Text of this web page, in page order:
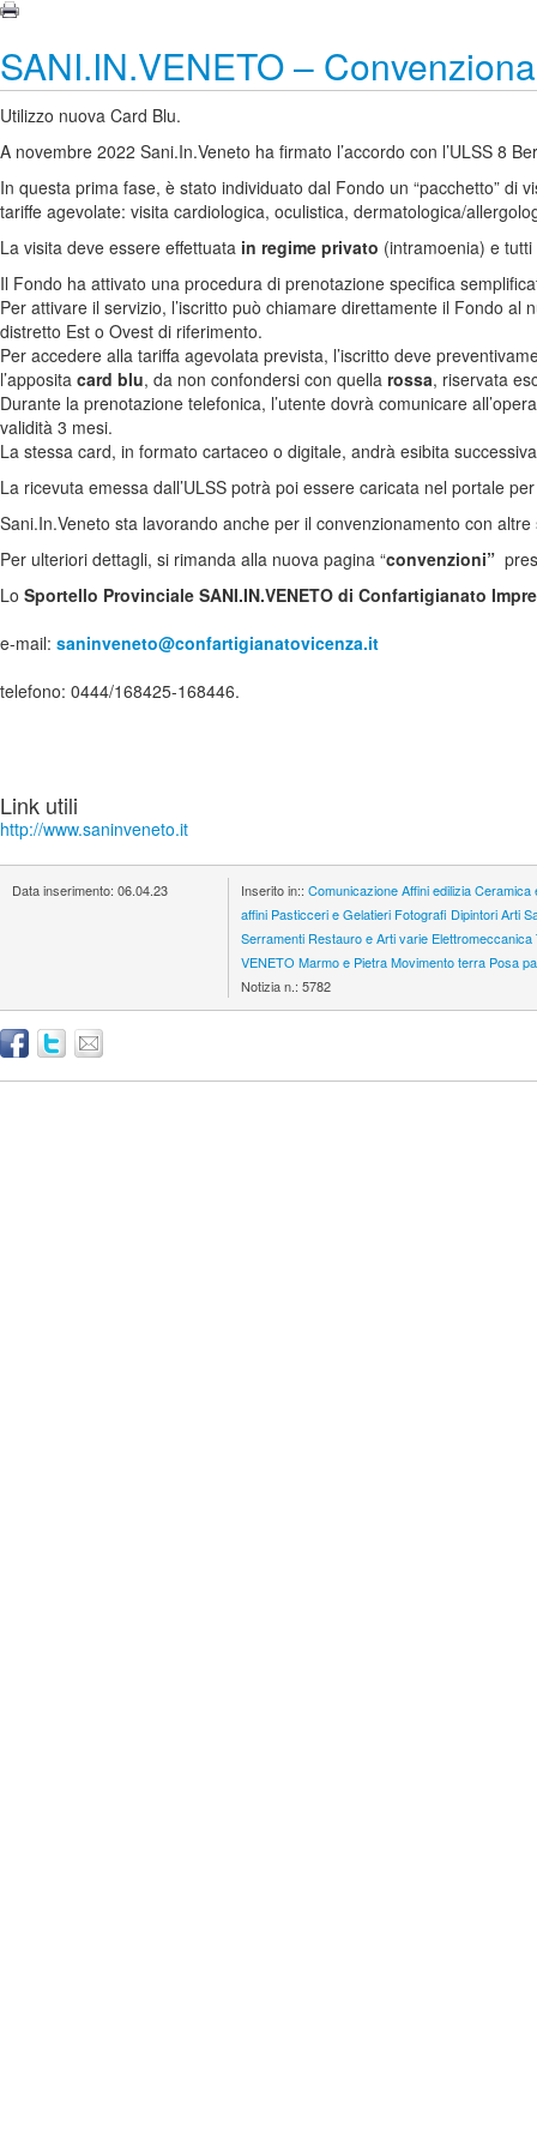
SANI.IN.VENETO –
Utilizzo nuova Card Blu.
A novembre 2022 Sani.In.Veneto ha firmato l’accordo con l’ULSS 8
In questa prima fase, è stato individuato dal Fondo un “pacchetto” di
tariffe agevolate: visita cardiologica, oculistica, dermatologica/
La visita deve essere effettuata in regime privato (intramoenia) e
Il Fondo ha attivato una procedura di prenotazione specifica
Per attivare il servizio, l’iscritto può chiamare direttamente il Fondo
distretto Est o Ovest di riferimento.
Per accedere alla tariffa agevolata prevista, l’iscritto deve
l’apposita card blu, da non confondersi con quella rossa, riservata
Durante la prenotazione telefonica, l’utente dovrà comunicare
validità 3 mesi.
La stessa card, in formato cartaceo o digitale, andrà esibita
La ricevuta emessa dall’ULSS potrà poi essere caricata nel portale
Sani.In.Veneto sta lavorando anche per il convenzionamento con
Per ulteriori dettagli, si rimanda alla nuova pagina “convenzioni”
Lo Sportello Provinciale SANI.IN.VENETO di Confartigianato
e-mail: saninveneto@confartigianatovicenza.it
telefono: 0444/168425-168446.
Link utili
http://www.saninveneto.it
Data inserimento: 06.04.23 Inserito in:: ComunicazioneAffini ediliziaCeramica
affini Pasticceri e Gelatieri Fotografi DipintoriArti
Serramenti Restauro e Arti varie Elettromeccanica
VENETO Marmo e PietraMovimento terra Posa
Notizia n.: 5782